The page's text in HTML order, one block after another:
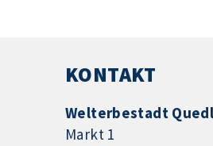
KONTAKT
Welterbestadt
Markt 1